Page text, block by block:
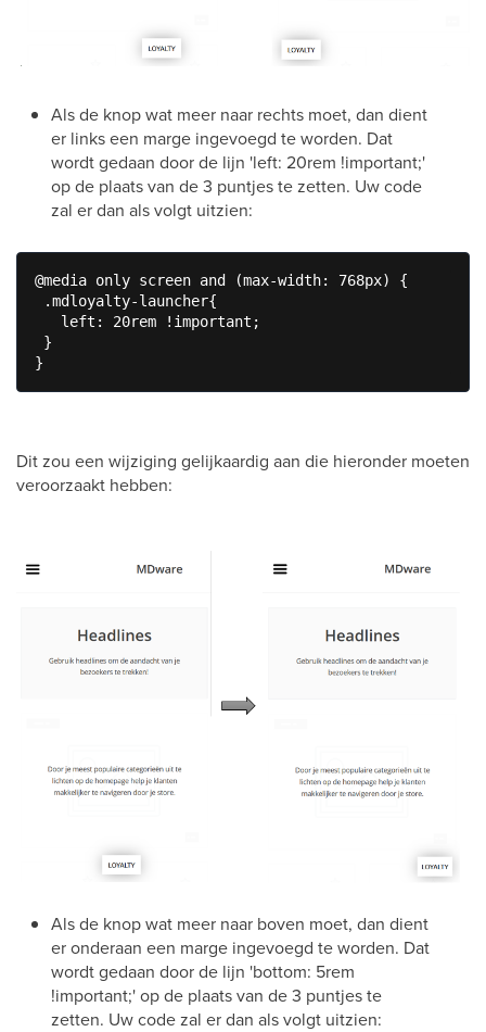
Als de knop wat meer naar rechts moet, dan dient
er links een marge ingevoegd te worden. Dat
wordt gedaan door de lijn 'left: 20rem !important;'
op de plaats van de 3 puntjes te zetten. Uw code
zal er dan als volgt uitzien:
@media only screen and (max-width: 768px) {
.mdloyalty-launcher{
   left: 20rem !important;
}
}
Dit zou een wijziging gelijkaardig aan die hieronder moeten
veroorzaakt hebben:
Als de knop wat meer naar boven moet, dan dient
er onderaan een marge ingevoegd te worden. Dat
wordt gedaan door de lijn 'bottom: 5rem
!important;' op de plaats van de 3 puntjes te
zetten. Uw code zal er dan als volgt uitzien: